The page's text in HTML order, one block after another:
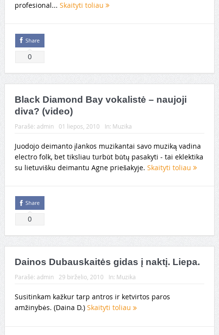
profesional... Skaityti toliau
Share
0
Black Diamond Bay vokalistė – naujoji
diva? (video)
Parašė: admin 01 liepos, 2010 In: Muzika
Juodojo deimanto įlankos muzikantai savo muziką vadina
electro folk, bet tiksliau turbūt būtų pasakyti - tai eklektika
su lietuvišku deimantu Agne priešakyje. Skaityti toliau
Share
0
Dainos Dubauskaitės gidas į naktį. Liepa.
Parašė: admin 29 birželio, 2010 In: Muzika
Susitinkam kažkur tarp antros ir ketvirtos paros
amžinybės. (Daina D.) Skaityti toliau